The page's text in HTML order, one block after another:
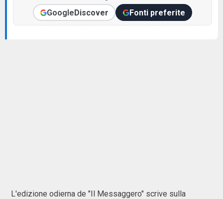
GoogleDiscover Fonti preferite
L'edizione odierna de "Il Messaggero" scrive sulla